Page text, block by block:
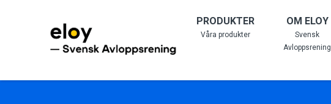
PRODUKTER
Våra produkter
OM ELOY
Svensk
Avloppsrening